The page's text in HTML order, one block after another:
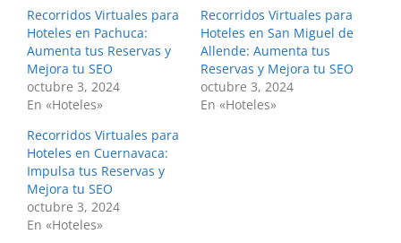
Recorridos Virtuales para
Hoteles en Pachuca:
Aumenta tus Reservas y
Mejora tu SEO
octubre 3, 2024
En «Hoteles»
Recorridos Virtuales para
Hoteles en San Miguel de
Allende: Aumenta tus
Reservas y Mejora tu SEO
octubre 3, 2024
En «Hoteles»
Recorridos Virtuales para
Hoteles en Cuernavaca:
Impulsa tus Reservas y
Mejora tu SEO
octubre 3, 2024
En «Hoteles»